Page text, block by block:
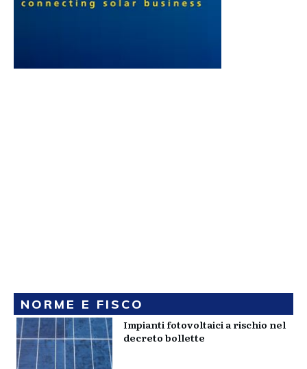
NORME E FISCO
Impianti fotovoltaici a rischio nel
decreto bollette